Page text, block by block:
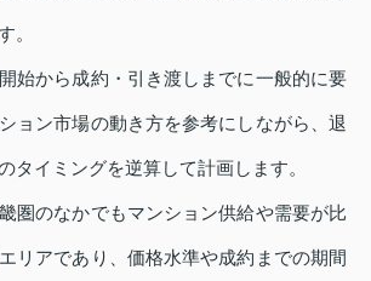
。
始から成約・引き渡しまでに一般的に要
ョン市場の動き方を参考にしながら、退
タイミングを逆算して計画します。
圏のなかでもマンション供給や需要が比
リアであり、価格水準や成約までの期間